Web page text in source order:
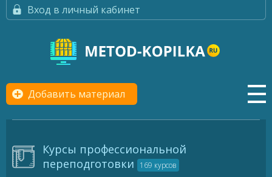
Вход в личный кабинет
Добавить материал
Курсы профессиональной
переподготовки
169 курсов